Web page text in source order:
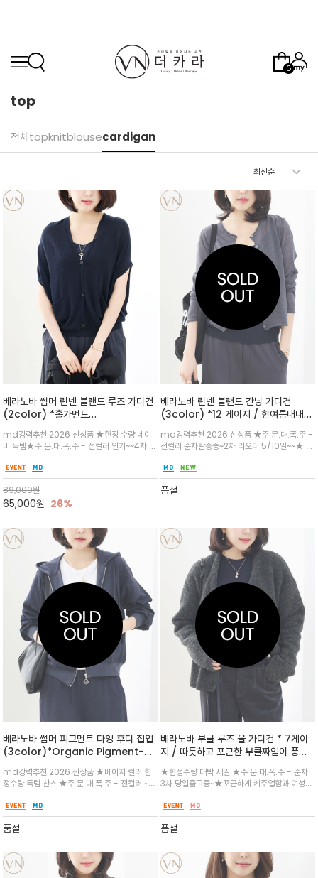
0
top
전체topknitblousecardigan
베라노바 썸머 린넨 블랜드 루즈 가디건
(2color) *홀가먼트
셀(Lyocell) 함유 친환경적 소재로 시
원/어깨 라인부터 팔까지 봉제선 없이
한 벌로 짜여져 체형을 감싸는 실루엣이
매우 자연스럽고 고급스럽습니다
md강력추천 2026 신상품 ★한정 수량 네이
비 득템★주.문.대.폭.주 - 전컬러 인기~~4차 재
팔뚝 라인을 자연스럽게 여리여리한 무드/포켓
디테일로 실용성까지~슬리브리스, 와이드 팬츠,
롱스커트와 매치
89,000원
65,000원 26%
베라노바 린넨 블랜드 간닝 가디건
(3color) *12 게이지 / 한여름내내
닝(Ganning) 디테일/린넨 나일론 혼
방 가디건은 린넨 특유의 자연스러운 텍
스처와 나일론의 내구성/형태 안정성이
만나 고급스러우면서도 쾌적한 느낌
md강력추천 2026 신상품 ★주.문.대.폭.주 -
전컬러 순차발송중~2차 리오더 5/10일~~★ 민
아이템 / 은은한 비침과 내추럴한 텍스처가 우아
한 분위기를 더하며, 슬림하게 떨어지는 핏과 버
튼 디테일로 단정한 무드를 완성
품절
베라노바 썸머 피그먼트 다잉 후디 집업
(3color)*Organic Pigment-
Dyed 피그먼트 다잉(염색) 특유의 은
은하고 바랜 듯한 빈티지한 느낌
md강력추천 2026 신상품 ★베이지 컬러 한
정수량 득템 찬스 ★주.문.대.폭.주 - 전컬러 ~순
세요 ^^피그먼트 워싱 컬러감과 부드러운 터치
감이 돋보이는 후드집업으로 활용도 만점/적당
하고 편안한 루즈핏
품절
베라노바 부클 루즈 울 가디건 * 7게이
지 / 따듯하고 포근한 부클짜임이 풍성
하고 루즈핏으로 자연스럽게 체형을 커
버하면서 세련된 핏
★한정수량 대박 세일 ★주 문.대.폭.주 - 순차
3차 당일출고중~★포근하게 케주얼함과 여성스
등과 레이어드하여 감각적인 겨울 룩을 완성해
보세요.넉넉한 루즈핏으로 제작되어 편안
품절